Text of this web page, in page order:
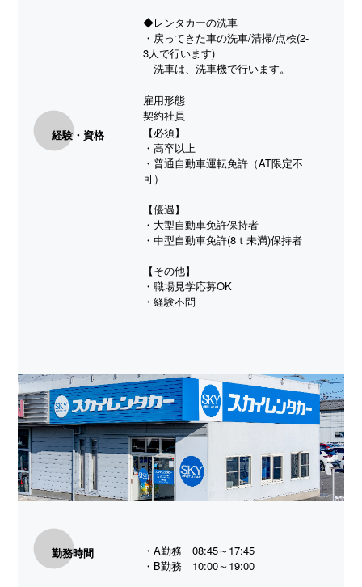
◆レンタカーの洗車
・戻ってきた車の洗車/清掃/点検(2-
3人で行います)
洗車は、洗車機で行います。
雇用形態
契約社員
経験・資格
【必須】
・高卒以上
・普通自動車運転免許（AT限定不
可）
【優遇】
・大型自動車免許保持者
・中型自動車免許(8ｔ未満)保持者
【その他】
・職場見学応募OK
・経験不問
勤務時間
・A勤務 08:45～17:45
・B勤務 10:00～19:00